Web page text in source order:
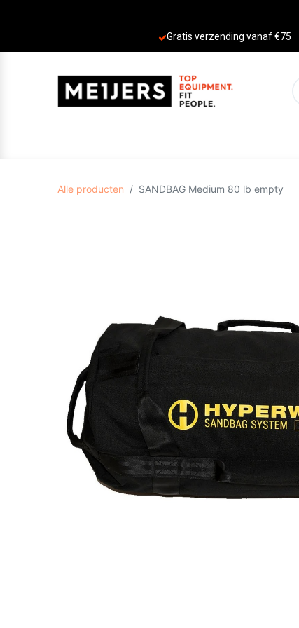
Gratis verzending vanaf €75
Alle producten SANDBAG Medium 80 lb empty